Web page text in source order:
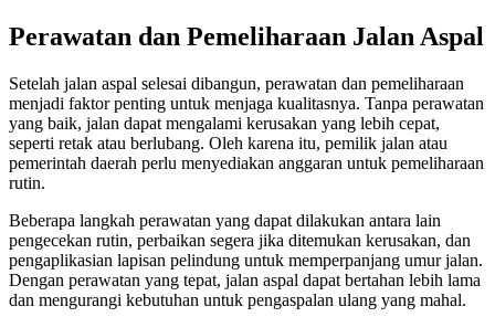
Perawatan dan Pemeliharaan Jalan Aspal
Setelah jalan aspal selesai dibangun, perawatan dan pemeliharaan
menjadi faktor penting untuk menjaga kualitasnya. Tanpa perawatan
yang baik, jalan dapat mengalami kerusakan yang lebih cepat,
seperti retak atau berlubang. Oleh karena itu, pemilik jalan atau
pemerintah daerah perlu menyediakan anggaran untuk pemeliharaan
rutin.
Beberapa langkah perawatan yang dapat dilakukan antara lain
pengecekan rutin, perbaikan segera jika ditemukan kerusakan, dan
pengaplikasian lapisan pelindung untuk memperpanjang umur jalan.
Dengan perawatan yang tepat, jalan aspal dapat bertahan lebih lama
dan mengurangi kebutuhan untuk pengaspalan ulang yang mahal.